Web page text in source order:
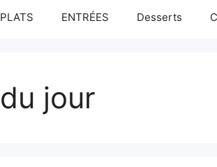
PLATS ENTRÉES Desserts
du jour